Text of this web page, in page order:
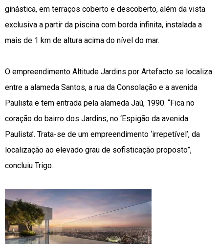
ginástica, em terraços coberto e descoberto, além da vista
exclusiva a partir da piscina com borda infinita, instalada a
mais de 1 km de altura acima do nível do mar.
O empreendimento Altitude Jardins por Artefacto se localiza
entre a alameda Santos, a rua da Consolação e a avenida
Paulista e tem entrada pela alameda Jaú, 1990. “Fica no
coração do bairro dos Jardins, no ‘Espigão da avenida
Paulista’. Trata-se de um empreendimento ‘irrepetível’, da
localização ao elevado grau de sofisticação proposto”,
concluiu Trigo.